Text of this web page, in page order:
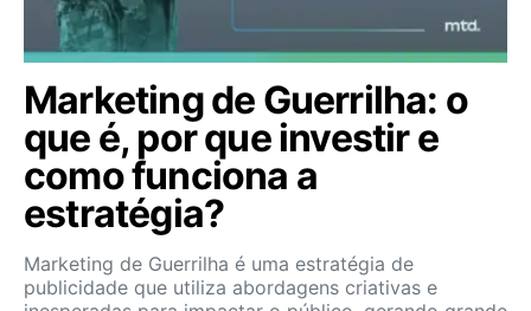
Marketing de Guerrilha: o
que é, por que investir e
como funciona a
estratégia?
Marketing de Guerrilha é uma estratégia de
publicidade que utiliza abordagens criativas e